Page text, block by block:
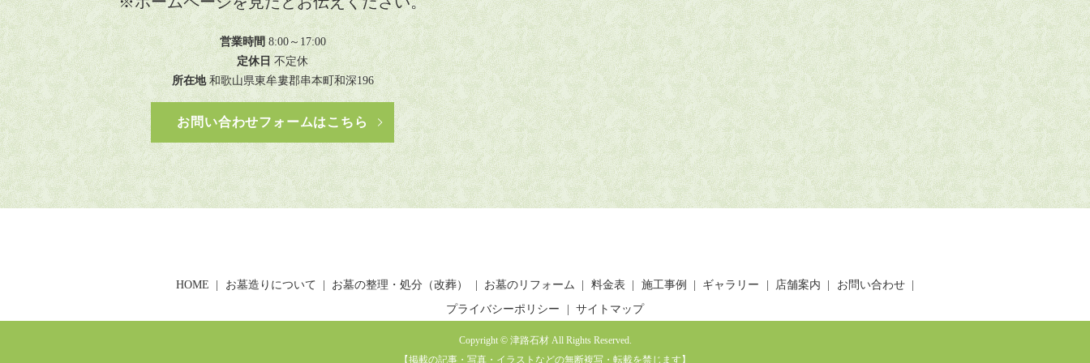
営業時間8:00～17:00
定休日 不定休
所在地和歌山県東牟婁郡串本町和深196
お問い合わせフォームはこちら
HOME お墓造りについて お墓の整理・処分（改葬） お墓のリフォーム 料金表 施工事例 ギャラリー 店舗案内
お問い合わせ
プライバシーポリシー
サイトマップ
Copyright © 津路石材 All Rights Reserved.
【掲載の記事・写真・イラストなどの無断複写・転載を禁じます】